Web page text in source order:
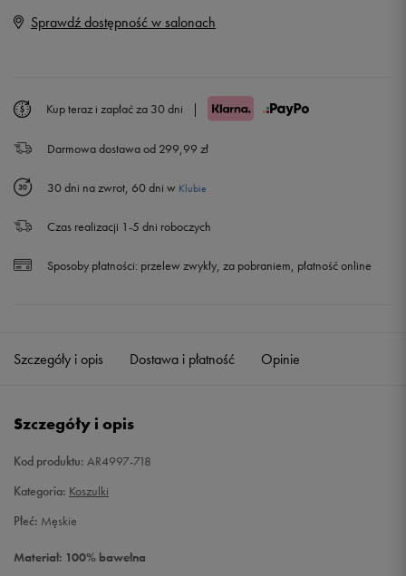
M
XL
Sprawdź dostępność w salonach
Kup teraz i zapłać za 30 dni |
Darmowa dostawa od 299,99 zł
30 dni na zwrot, 60 dni w Klubie
Czas realizacji 1-5 dni roboczych
Sposoby płatności: przelew zwykły, za pobraniem, płatność online
Szczegóły i opis Dostawa i płatność Opinie
Szczegóły i opis
Kod produktu: AR4997-718
Kategoria: Koszulki
Płeć: Męskie
Materiał: 100% bawełna